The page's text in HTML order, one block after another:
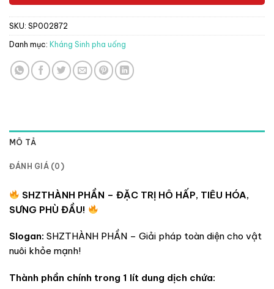
SKU: SP002872
Danh mục: Kháng Sinh pha uống
MÔ TẢ
ĐÁNH GIÁ (0)
SHZTHÀNH PHẦN – ĐẶC TRỊ HÔ HẤP, TIÊU HÓA,
SƯNG PHÙ ĐẦU!
Slogan: SHZTHÀNH PHẦN – Giải pháp toàn diện cho vật
nuôi khỏe mạnh!
Thành phần chính trong 1 lít dung dịch chứa: